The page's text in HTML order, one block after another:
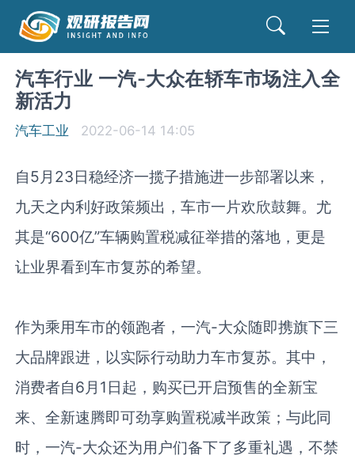
汽车行业 一汽-大众在轿车市场注入全
新活力
汽车工业 2022-06-14 14:05
自5月 23日稳经济一揽子措施进一步部署以来，
九天之内利好政策频出，车市一片欢欣鼓舞。尤
其是“600亿”车辆购置税减征举措的落地，更是
让业界看到车市复苏的希望。
作为乘用车市的领跑者，一汽-大众随即携旗下三
大品牌跟进，以实际行动助力车市复苏。其中，
消费者自6月 1 日起，购买已开启预售的全新宝
来、全新速腾即可劲享购置税减半政策；与此同
时，一汽-大众还为用户们备下了多重礼遇，不禁